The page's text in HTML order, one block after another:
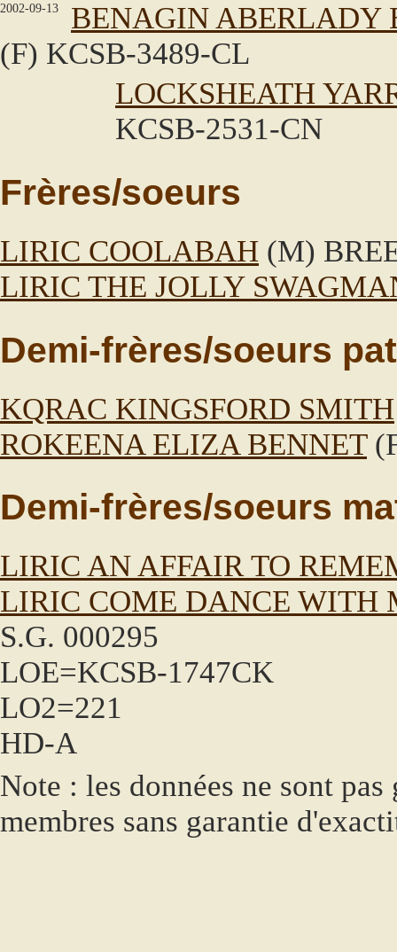
2002-09-13
BENAGIN ABERLADY
(F) KCSB-3489-CL
LOCKSHEATH
KCSB-2531-CN
Frères/soeurs
LIRIC COOLABAH (M)
LIRIC THE JOLLY
Demi-frères/soeurs
KQRAC KINGSFORD SMITH
ROKEENA ELIZA BENNET
Demi-frères/soeurs
LIRIC AN AFFAIR TO
LIRIC COME DANCE WITH
S.G. 000295
LOE=KCSB-1747CK
LO2=221
HD-A
Note : les données ne sont
membres sans garantie